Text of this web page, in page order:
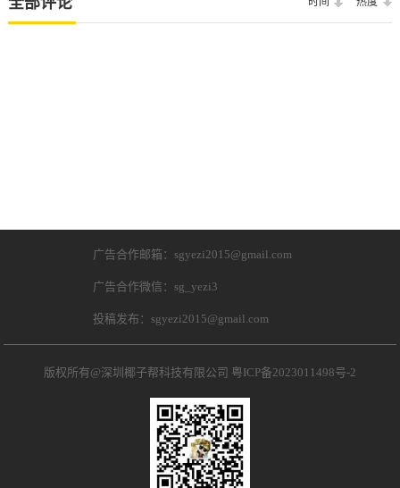
广告合作邮箱：sgyezi2015@gmail.com
广告合作微信：sg_yezi3
投稿发布：sgyezi2015@gmail.com
版权所有@深圳椰子帮科技有限公司 粤ICP备2023011498号-2